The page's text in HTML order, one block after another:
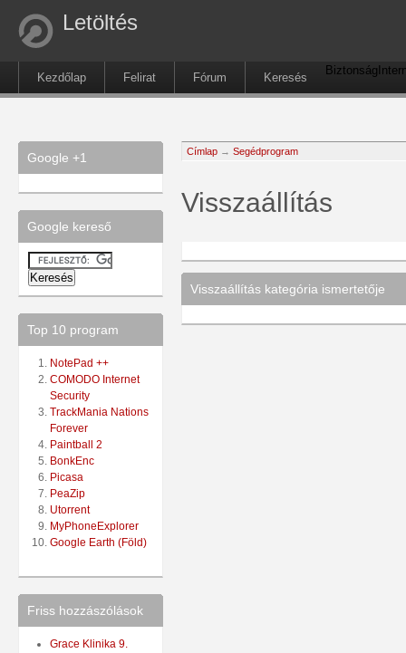
Letöltés
Kezdőlap Felirat Fórum Keresés
Biztonság
Google +1
Google kereső
Top 10 program
NotePad ++
COMODO Internet
Security
TrackMania Nations
Forever
Paintball 2
BonkEnc
Picasa
PeaZip
Utorrent
MyPhoneExplorer
Google Earth (Föld)
Friss hozzászólások
Grace Klinika 9.
Címlap → Segédprogram
Visszaállítás
Visszaállítás kategória ismertetője